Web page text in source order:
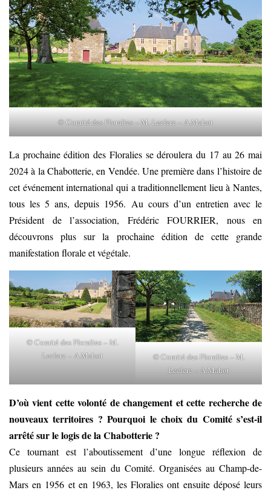
© Comité des Floralies – M. Leclerc – A.Mahot
La prochaine édition des Floralies se déroulera du 17 au 26 mai
2024 à la Chabotterie, en Vendée. Une première dans l’histoire de
cet événement international qui a traditionnellement lieu à Nantes,
tous les 5 ans, depuis 1956. Au cours d’un entretien avec le
Président de l’association, Frédéric FOURRIER, nous en
découvrons plus sur la prochaine édition de cette grande
manifestation florale et végétale.
© Comité des Floralies – M.
Leclerc – A.Mahot
© Comité des Floralies – M.
Leclerc – A.Mahot
D’où vient cette volonté de changement et cette recherche de
nouveaux territoires ? Pourquoi le choix du Comité s’est-il
arrêté sur le logis de la Chabotterie ?
Ce tournant est l’aboutissement d’une longue réflexion de
plusieurs années au sein du Comité. Organisées au Champ-de-
Mars en 1956 et en 1963, les Floralies ont ensuite déposé leurs